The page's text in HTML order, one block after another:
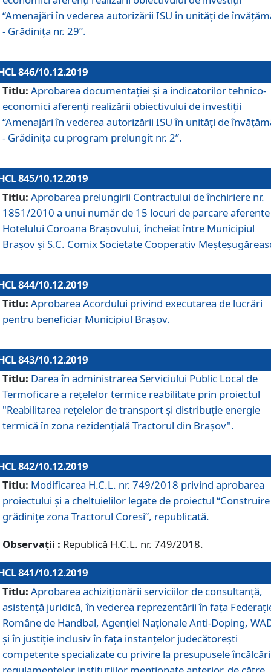
“Amenajări în vederea autorizării ISU în unități de
- Grădinița nr. 29”.
846/10.12.2019
Titlu: Aprobarea documentației și a indicatorilor tehnico-
economici aferenți realizării obiectivului de investiții
“Amenajări în vederea autorizării ISU în unități de
- Grădinița cu program prelungit nr. 2”.
845/10.12.2019
Titlu: Aprobarea prelungirii Contractului de închiriere nr.
1851/2010 a unui număr de 15 locuri de parcare aferente
Hotelului Coroana Brașovului, încheiat între Municipiul
Braşov şi S.C. Comix Societate Cooperativ
844/10.12.2019
Titlu: Aprobarea Acordului privind executarea de lucrări
pentru beneficiar Municipiul Brașov.
843/10.12.2019
Titlu: Darea în administrarea Serviciului Public Local de
Termoficare a rețelelor termice reabilitate prin proiectul
"Reabilitarea reţelelor de transport şi distribuţie energie
termică în zona rezidenţială Tractorul din Braşov".
842/10.12.2019
Titlu: Modificarea H.C.L. nr. 749/2018 privind aprobarea
proiectului și a cheltuielilor legate de proiectul “Construire
grădinițe zona Tractorul Coresi”, republicată.
Observații : Republică H.C.L. nr. 749/2018.
841/10.12.2019
Titlu: Aprobarea achiziționării serviciilor de consultanță,
asistență juridică, în vederea reprezentării în fața
Române de Handbal, Agenției Naționale Anti-Doping,
și în justiție inclusiv în fața instanțelor judecătorești
competente specializate cu privire la presupusele